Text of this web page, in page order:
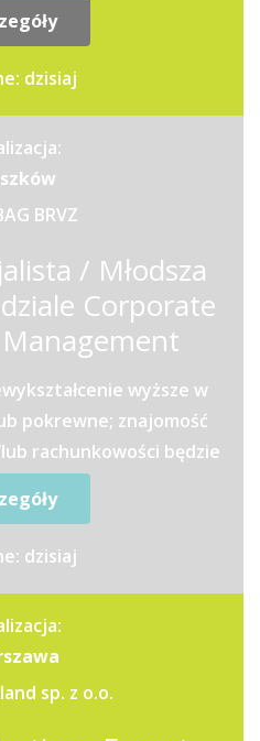
dzisiaj
BRVZ
/ Młodsza
Corporate
wyższe w
pokrewne; znajomość
rachunkowości będzie
dzisiaj
sp. z o.o.